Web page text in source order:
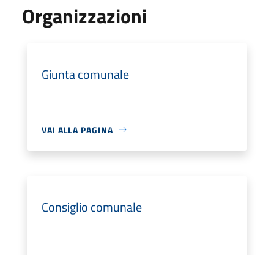
Organizzazioni
Giunta comunale
VAI ALLA PAGINA
Consiglio comunale